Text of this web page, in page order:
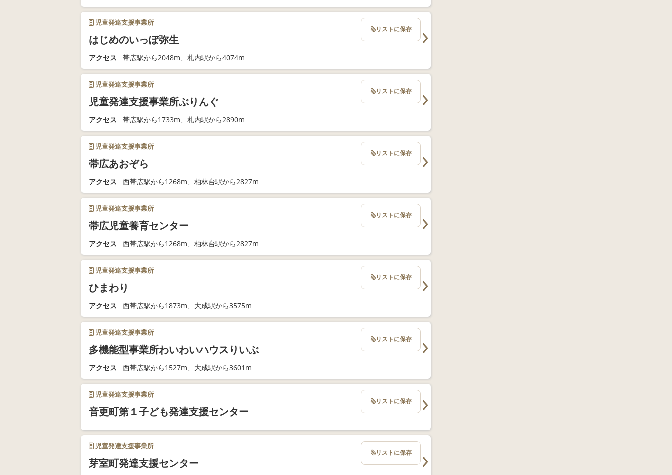
児童発達支援事業所
はじめのいっぽ弥生
アクセス 帯広駅から2048m、札内駅から4074m
リストに保存
児童発達支援事業所
児童発達支援事業所ぶりんぐ
アクセス 帯広駅から1733m、札内駅から2890m
リストに保存
児童発達支援事業所
帯広あおぞら
アクセス 西帯広駅から1268m、柏林台駅から2827m
リストに保存
児童発達支援事業所
帯広児童養育センター
アクセス 西帯広駅から1268m、柏林台駅から2827m
リストに保存
児童発達支援事業所
ひまわり
アクセス 西帯広駅から1873m、大成駅から3575m
リストに保存
児童発達支援事業所
多機能型事業所わいわいハウスりいぶ
アクセス 西帯広駅から1527m、大成駅から3601m
リストに保存
児童発達支援事業所
音更町第１子ども発達支援センター
リストに保存
児童発達支援事業所
芽室町発達支援センター
リストに保存